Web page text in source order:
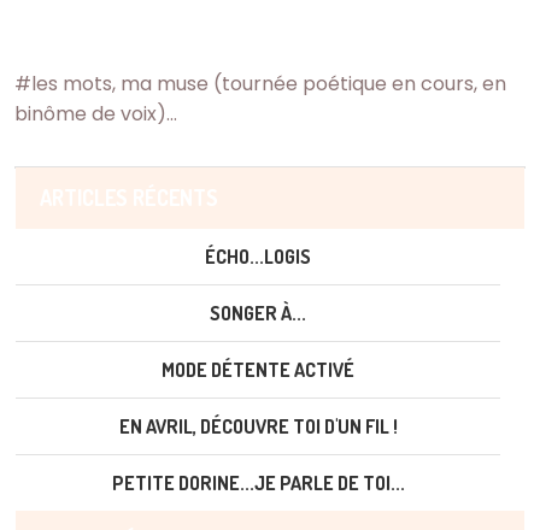
#les mots, ma muse (tournée poétique en cours, en
binôme de voix)...
ÉCHO...LOGIS
SONGER À...
MODE DÉTENTE ACTIVÉ
EN AVRIL, DÉCOUVRE TOI D'UN FIL !
PETITE DORINE...JE PARLE DE TOI...